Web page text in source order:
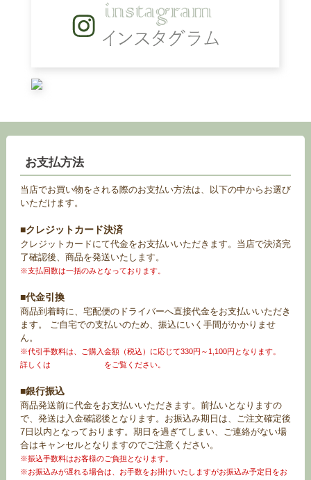
お支払方法
当店でお買い物をされる際のお支払い方法は、以下の中からお選び
いただけます。
■クレジットカード決済
クレジットカードにて代金をお支払いいただきます。当店で決済完
了確認後、商品を発送いたします。
※支払回数は一括のみとなっております。
■代金引換
商品到着時に、宅配便のドライバーへ直接代金をお支払いいただき
ます。 ご自宅での支払いのため、振込にいく手間がかかりませ
ん。
※代引手数料は、ご購入金額（税込）に応じて330円～1,100円となります。
詳しくは
をご覧ください。
■銀行振込
商品発送前に代金をお支払いいただきます。前払いとなりますの
で、発送は入金確認後となります。お振込み期日は、ご注文確定後
7日以内となっております。期日を過ぎてしまい、ご連絡がない場
合はキャンセルとなりますのでご注意ください。
※振込手数料はお客様のご負担となります。
※お振込みが遅れる場合は、お手数をお掛けいたしますがお振込み予定日をお